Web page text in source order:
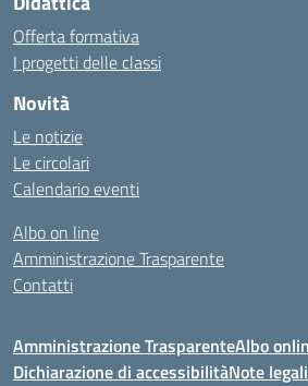
Offerta formativa
I progetti delle classi
Novità
Le notizie
Le circolari
Calendario eventi
Albo on line
Amministrazione Trasparente
Contatti
Amministrazione TrasparenteAlbo
Dichiarazione di accessibilitàNote legali